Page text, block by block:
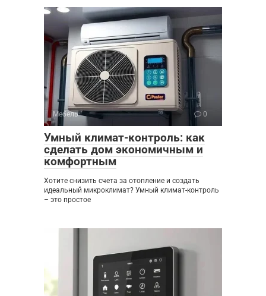
Мебель 0
Умный климат-контроль: как
сделать дом экономичным и
комфортным
Хотите снизить счета за отопление и создать
идеальный микроклимат? Умный климат-контроль
– это простое